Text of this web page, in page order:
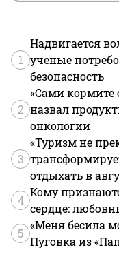
1
Надвигается
ученые
безопасность
2
«Сами кормите
назвал
онкологии
3
«Туризм не
отдыхать в
4
Кому
сердце:
5
«Меня бесила
Пуговка из